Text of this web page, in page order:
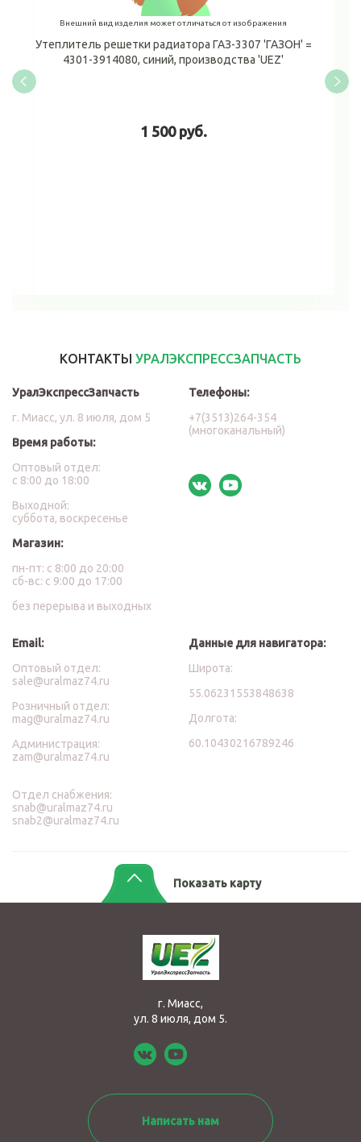
Внешний вид изделия может отличаться от изображения
Утеплитель решетки радиатора ГАЗ-3307 'ГАЗОН' =
4301-3914080, синий, производства 'UEZ'
1 500 руб.
КОНТАКТЫ УРАЛЭКСПРЕССЗАПЧАСТЬ
УралЭкспрессЗапчасть
г. Миасс, ул. 8 июля, дом 5
Время работы:
Оптовый отдел:
с 8:00 до 18:00
Выходной:
суббота, воскресенье
Магазин:
пн-пт: с 8:00 до 20:00
сб-вс: с 9:00 до 17:00
без перерыва и выходных
Телефоны:
+7(3513)264-354
(многоканальный)
Email:
Оптовый отдел:
sale@uralmaz74.ru
Розничный отдел:
mag@uralmaz74.ru
Администрация:
zam@uralmaz74.ru
Отдел снабжения:
snab@uralmaz74.ru
snab2@uralmaz74.ru
Данные для навигатора:
Широта:
55.06231553848638
Долгота:
60.10430216789246
Показать карту
г. Миасс,
ул. 8 июля, дом 5.
Написать нам